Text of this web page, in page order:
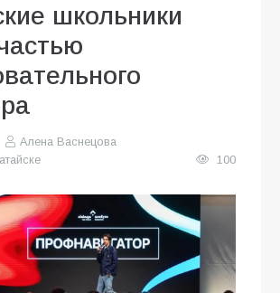
школьники
Алена Васнецова
100